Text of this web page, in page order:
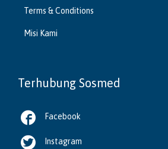
Terms & Conditions
Misi Kami
Terhubung Sosmed
 Facebook
 Instagram